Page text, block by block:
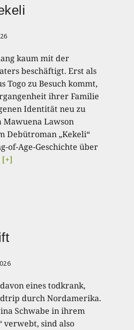
kaum mit der
beschäftigt. Erst als
Togo zu Besuch kommt,
ihrer Familie
Identität neu zu
Mawuena Lawson
Debütroman „Kekeli“
of-Age-Geschichte über
[+]
eines todkrank,
durch Nordamerika.
Schwabe in ihrem
verwebt, sind also